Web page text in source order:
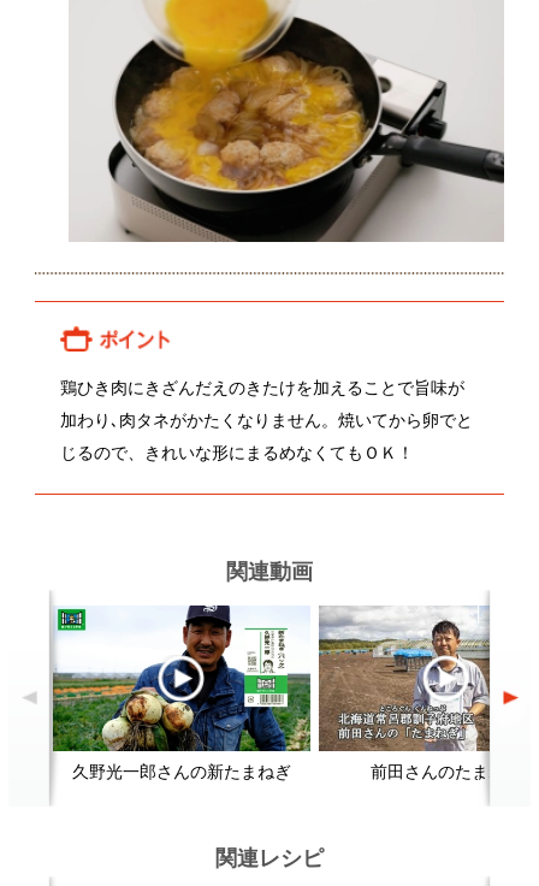
鶏ひき肉にきざんだえのきたけを加えることで旨味が
加わり､肉タネがかたくなりません。焼いてから卵でと
じるので、きれいな形にまるめなくてもＯＫ！
関連動画
関連レシピ
三色そぼろ丼 筑前煮
顔が見える食品。
ホーム
野菜。
加工品。
レシピ
動画Gallery